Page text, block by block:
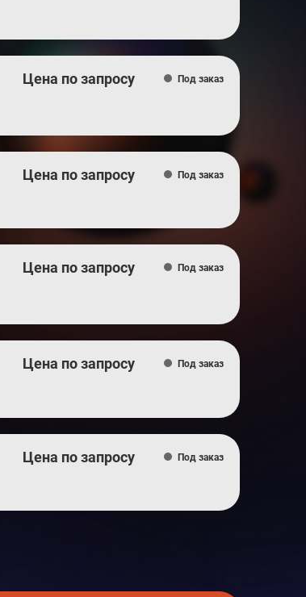
Цена по запросу Под заказ
Цена по запросу Под заказ
Цена по запросу Под заказ
Цена по запросу Под заказ
Цена по запросу Под заказ